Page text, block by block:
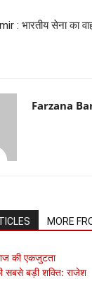
: भारतीय सेना का
Farzana
MORE